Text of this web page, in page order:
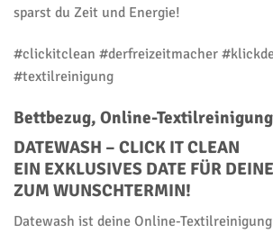
sparst du Zeit und Energie!
#clickitclean #derfreizeitmacher
#textilreinigung
Bettbezug, Online-
DATEWASH – CLICK IT CLEAN
EIN EXKLUSIVES DATE FÜR
ZUM WUNSCHTERMIN!
Datewash ist deine Online-